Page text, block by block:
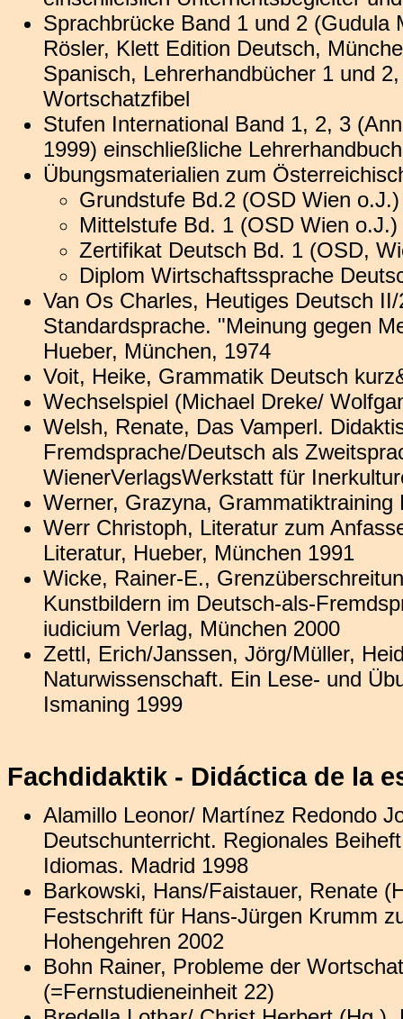
Sprachbrücke Band 1 und 2 (Gudula
Rösler, Klett Edition Deutsch,
Spanisch, Lehrerhandbücher 1 und
Wortschatzfibel
Stufen International Band 1, 2, 3
1999) einschließliche
Übungsmaterialien zum
Grundstufe Bd.2 (OSD Wien
Mittelstufe Bd. 1 (OSD Wien
Zertifikat Deutsch Bd. 1 (OSD,
Diplom Wirtschaftssprache
Van Os Charles, Heutiges Deutsch
Standardsprache. "Meinung gegen
Hueber, München, 1974
Voit, Heike, Grammatik Deutsch
Wechselspiel (Michael Dreke/
Welsh, Renate, Das Vamperl.
Fremdsprache/Deutsch als
WienerVerlagsWerkstatt für
Werner, Grazyna,
Werr Christoph, Literatur zum
Literatur, Hueber, München 1991
Wicke, Rainer-E.,
Kunstbildern im Deutsch-als-
iudicium Verlag, München 2000
Zettl, Erich/Janssen, Jörg/Müller,
Naturwissenschaft. Ein Lese- und
Ismaning 1999
Fachdidaktik - Didáctica de la
Alamillo Leonor/ Martínez Redondo
Deutschunterricht. Regionales
Idiomas. Madrid 1998
Barkowski, Hans/Faistauer, Renate
Festschrift für Hans-Jürgen Krumm
Hohengehren 2002
Bohn Rainer, Probleme der
(=Fernstudieneinheit 22)